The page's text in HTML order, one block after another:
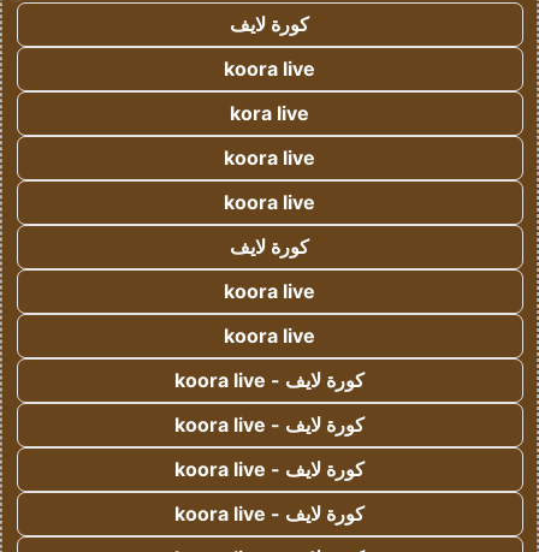
كورة لايف
koora live
kora live
koora live
koora live
كورة لايف
koora live
koora live
كورة لايف - koora live
كورة لايف - koora live
كورة لايف - koora live
كورة لايف - koora live